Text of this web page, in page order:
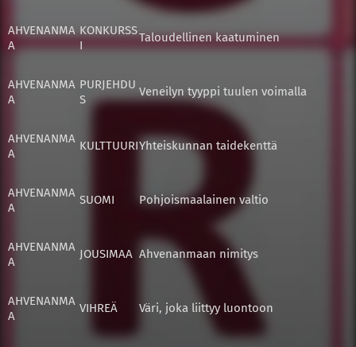
AHVENANMA
A
KONKURSS
I
Taloudellinen kaatuminen
AHVENANMA
A
PURJEHDU
S
Veneilyn tyyppi tuulen voimalla
AHVENANMA
A
KULTTUURIYhteiskunnan taidekenttä
AHVENANMA
A
SUOMI Pohjoismaalainen valtio
AHVENANMA
A
JOUSIMAA Ahvenanmaan nimitys
AHVENANMA
A
VIHREÄ Väri, joka liittyy luontoon